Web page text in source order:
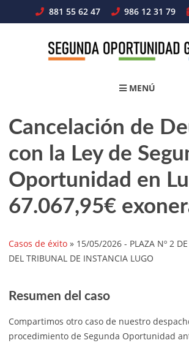
to
881 55 62 47 986 12 31 79
MENÚ
Cancelación de
con la Ley de
Oportunidad en
67.067,95€
Casos de éxito » 15/05/2026 - PLAZA Nº 2
DEL TRIBUNAL DE INSTANCIA LUGO
Resumen del caso
Compartimos otro caso de nuestro
procedimiento de Segunda Oportunidad